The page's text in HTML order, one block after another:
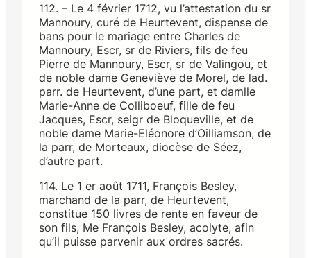
112. – Le 4 février 1712, vu l’attestation du sr
Mannoury, curé de Heurtevent, dispense de
bans pour le mariage entre Charles de
Mannoury, Escr, sr de Riviers, fils de feu
Pierre de Mannoury, Escr, sr de Valingou, et
de noble dame Geneviève de Morel, de lad.
parr. de Heurtevent, d’une part, et damlle
Marie-Anne de Colliboeuf, fille de feu
Jacques, Escr, seigr de Bloqueville, et de
noble dame Marie-Eléonore d’Oilliamson, de
la parr, de Morteaux, diocèse de Séez,
d’autre part.
114. Le 1 er août 1711, François Besley,
marchand de la parr, de Heurtevent,
constitue 150 livres de rente en faveur de
son fils, Me François Besley, acolyte, afin
qu’il puisse parvenir aux ordres sacrés.